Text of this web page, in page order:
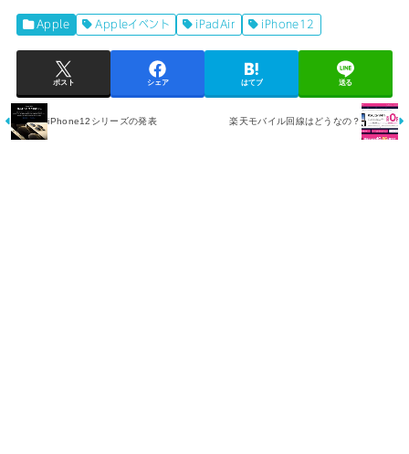
Apple Appleイベント iPadAir iPhone12
ポスト シェア はてブ 送る
iPhone12シリーズの発表 楽天モバイル回線はどうなの？